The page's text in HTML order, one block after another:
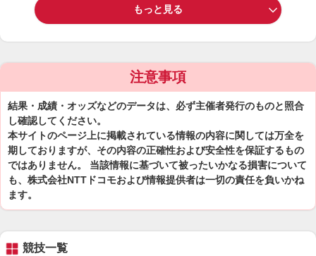
もっと見る
注意事項
結果・成績・オッズなどのデータは、必ず主催者発行のものと照合
し確認してください。
本サイトのページ上に掲載されている情報の内容に関しては万全を
期しておりますが、その内容の正確性および安全性を保証するもの
ではありません。 当該情報に基づいて被ったいかなる損害について
も、株式会社NTTドコモおよび情報提供者は一切の責任を負いかね
ます。
競技一覧